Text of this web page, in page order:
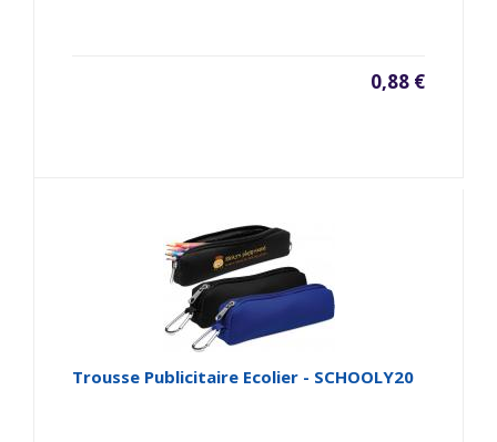
0,88 €
Trousse Publicitaire Ecolier - SCHOOLY20